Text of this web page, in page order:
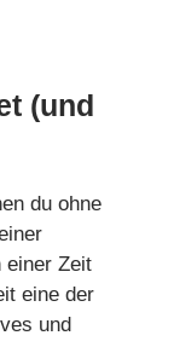
(und
du ohne
einer Zeit
eine der
und